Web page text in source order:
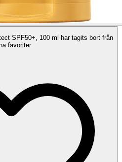
SPF50+, 100 ml har tagits bort från
favoriter